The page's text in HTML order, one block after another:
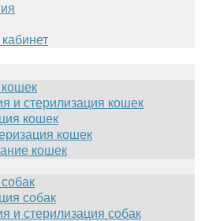
и стерилизация кошек
кошек
кошек
кошек
собак
и стерилизация собак